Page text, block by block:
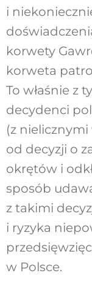
i
korwety
korweta
To właśnie z
decydenci
(z
od decyzji o
okrętów i
sposób
z takimi
i ryzyka
w Polsce.